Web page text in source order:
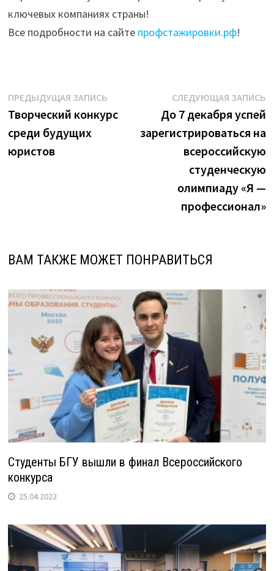
ключевых компаниях страны!
Все подробности на сайте профстажировки.рф!
Навигация
по
записям
ПРЕДЫДУЩАЯ ЗАПИСЬ
запись:
Творческий конкурс
среди будущих
юристов
СЛЕДУЮЩАЯ ЗАПИСЬ
До 7 декабря успей
зарегистрироваться на
всероссийскую
студенческую
олимпиаду «Я —
профессионал»
ВАМ ТАКЖЕ МОЖЕТ ПОНРАВИТЬСЯ
Студенты БГУ вышли в финал Всероссийского
конкурса
25.04.2022